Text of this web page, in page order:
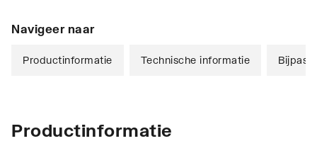
Navigeer naar
Productinformatie Technische informatie
Productinformatie